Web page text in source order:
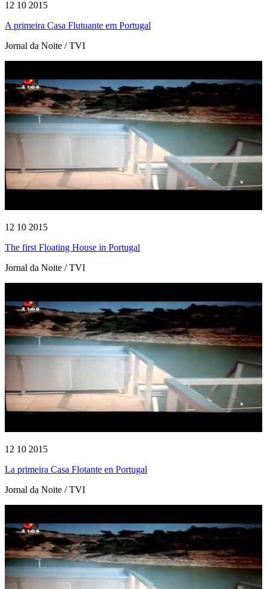
12 10 2015
A primeira Casa Flutuante em Portugal
Jornal da Noite / TVI
12 10 2015
The first Floating House in Portugal
Jornal da Noite / TVI
12 10 2015
La primeira Casa Flotante en Portugal
Jornal da Noite / TVI